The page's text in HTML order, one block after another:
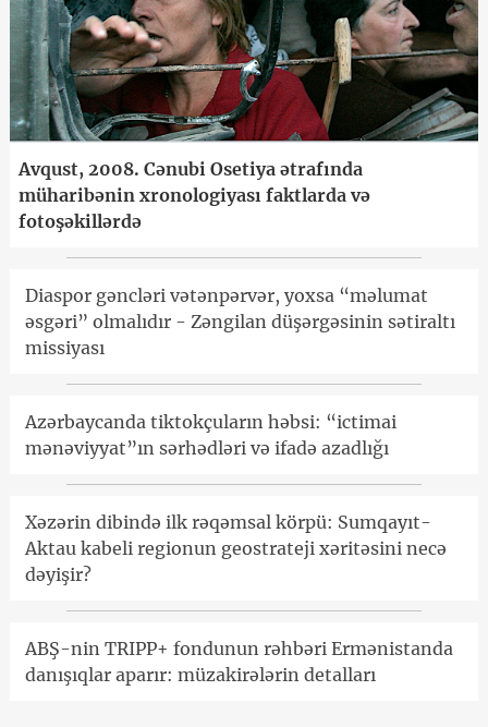
Avqust, 2008. Cənubi Osetiya ətrafında
müharibənin xronologiyası faktlarda və
fotoşəkillərdə
Diaspor gəncləri vətənpərvər, yoxsa “məlumat
əsgəri” olmalıdır - Zəngilan düşərgəsinin sətiraltı
missiyası
Azərbaycanda tiktokçuların həbsi: “ictimai
mənəviyyat”ın sərhədləri və ifadə azadlığı
Xəzərin dibində ilk rəqəmsal körpü: Sumqayıt-
Aktau kabeli regionun geostrateji xəritəsini necə
dəyişir?
ABŞ-nin TRIPP+ fondunun rəhbəri Ermənistanda
danışıqlar aparır: müzakirələrin detalları